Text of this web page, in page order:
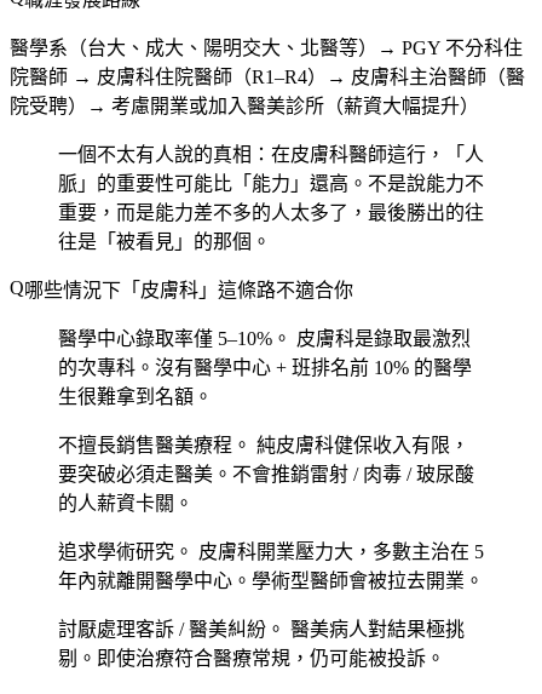
醫學系（台大、成大、陽明交大、北醫等）→ PGY 不分科住
院醫師 → 皮膚科住院醫師（R1–R4）→ 皮膚科主治醫師（醫
院受聘）→ 考慮開業或加入醫美診所（薪資大幅提升）
一個不太有人說的真相：在皮膚科醫師這行，「人
脈」的重要性可能比「能力」還高。不是說能力不
重要，而是能力差不多的人太多了，最後勝出的往
往是「被看見」的那個。
哪些情況下「皮膚科」這條路不適合你
醫學中心錄取率僅 5–10%。 皮膚科是錄取最激烈
的次專科。沒有醫學中心 + 班排名前 10% 的醫學
生很難拿到名額。
不擅長銷售醫美療程。 純皮膚科健保收入有限，
要突破必須走醫美。不會推銷雷射 / 肉毒 / 玻尿酸
的人薪資卡關。
追求學術研究。 皮膚科開業壓力大，多數主治在 5
年內就離開醫學中心。學術型醫師會被拉去開業。
討厭處理客訴 / 醫美糾紛。 醫美病人對結果極挑
剔。即使治療符合醫療常規，仍可能被投訴。